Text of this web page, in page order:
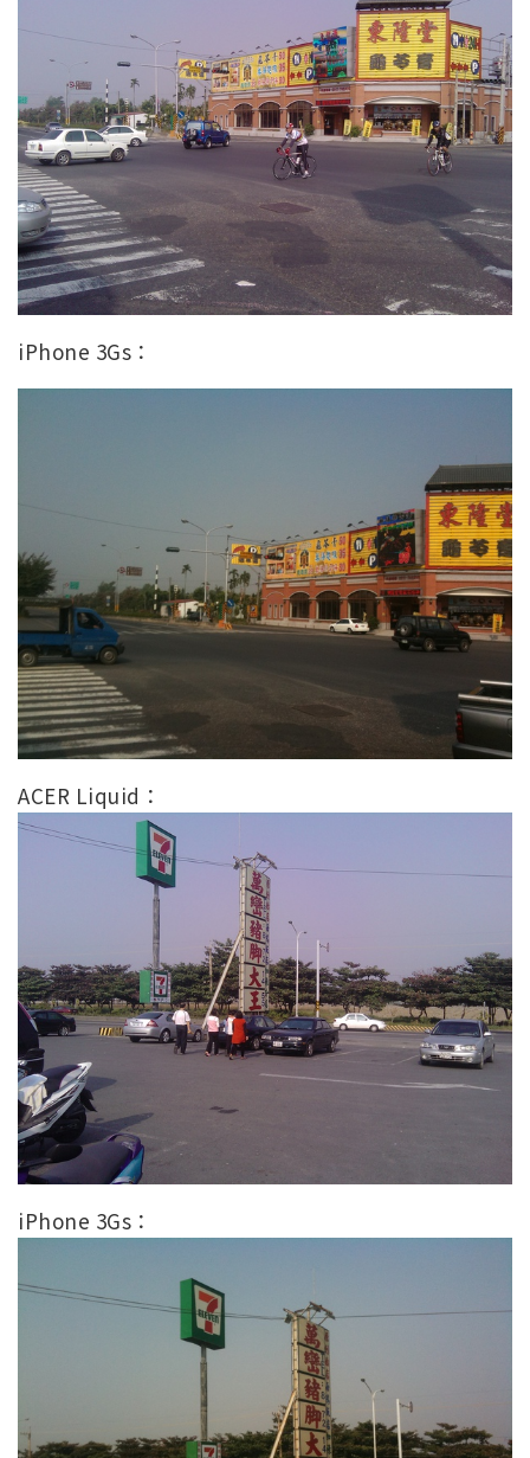
iPhone 3Gs：
ACER Liquid：
iPhone 3Gs：